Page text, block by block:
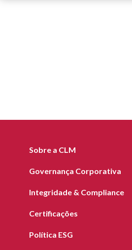
Sobre a CLM
Governança Corporativa
Integridade & Compliance
Certificações
Política ESG